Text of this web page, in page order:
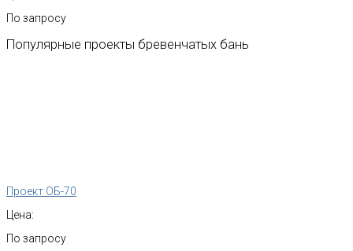
По запросу
Популярные проекты бревенчатых бань
Проект ОБ-70
Цена:
По запросу